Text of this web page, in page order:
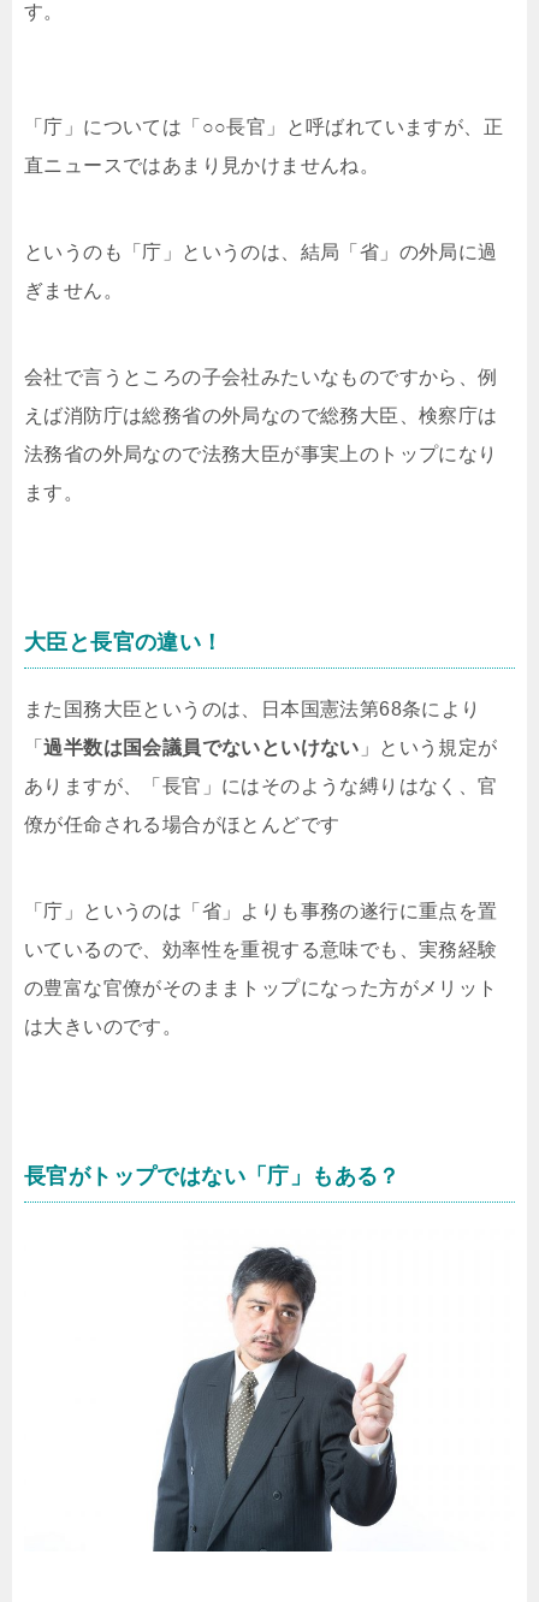
す。
「庁」については「○○長官」と呼ばれていますが、正
直ニュースではあまり見かけませんね。
というのも「庁」というのは、結局「省」の外局に過
ぎません。
会社で言うところの子会社みたいなものですから、例
えば消防庁は総務省の外局なので総務大臣、検察庁は
法務省の外局なので法務大臣が事実上のトップになり
ます。
大臣と長官の違い！
また国務大臣というのは、日本国憲法第68条により
「過半数は国会議員でないといけない 」という規定が
ありますが、「長官」にはそのような縛りはなく、官
僚が任命される場合がほとんどです
「庁」というのは「省」よりも事務の遂行に重点を置
いているので、効率性を重視する意味でも、実務経験
の豊富な官僚がそのままトップになった方がメリット
は大きいのです。
長官がトップではない「庁」もある？